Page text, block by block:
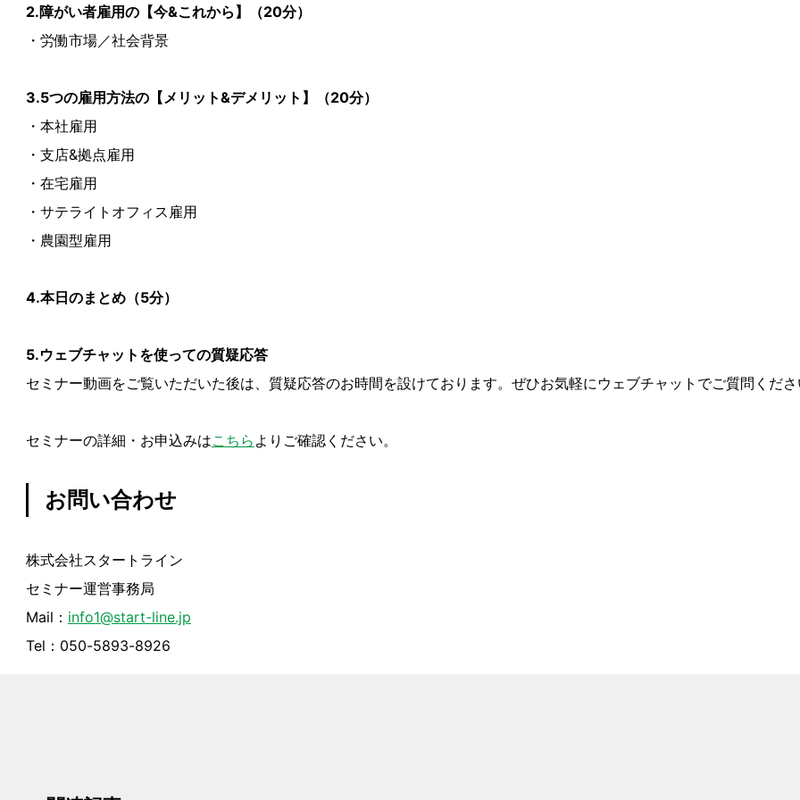
2.障がい者雇用の【今&これから】（20分）
・労働市場／社会背景
3.5つの雇用方法の【メリット&デメリット】（20分）
・本社雇用
・支店&拠点雇用
・在宅雇用
・サテライトオフィス雇用
・農園型雇用
4.本日のまとめ（5分）
5.ウェブチャットを使っての質疑応答
セミナー動画をご覧いただいた後は、質疑応答のお時間を設けております。ぜひお気軽にウェブチャットでご質問くだ
セミナーの詳細・お申込みはこちら よりご確認ください。
お問い合わせ
株式会社スタートライン
セミナー運営事務局
Mail： info1@start-line.jp
Tel：050-5893-8926